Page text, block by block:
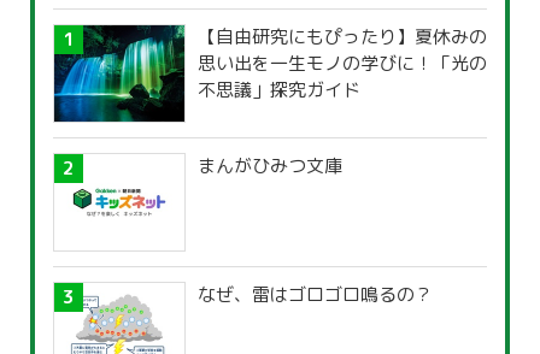
【自由研究にもぴったり】夏休みの
思い出を一生モノの学びに！「光の
不思議」探究ガイド
まんがひみつ文庫
なぜ、雷はゴロゴロ鳴るの？